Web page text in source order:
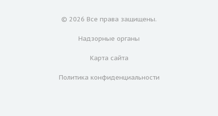
© 2026 Все права защищены.
Надзорные органы
Карта сайта
Политика конфиденциальности